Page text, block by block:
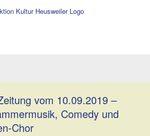
vom 10.09.2019 –
Comedy und
Chor